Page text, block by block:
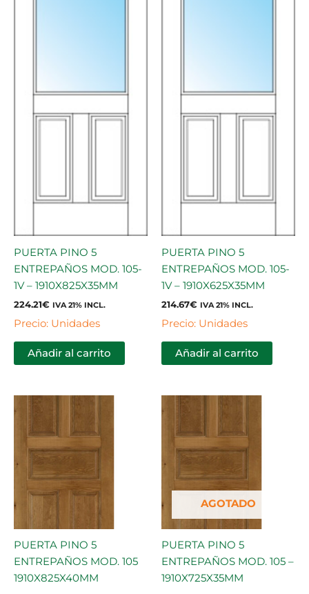
PUERTA PINO 5
ENTREPAÑOS MOD. 105-
1V – 1910X825X35MM
224.21€ IVA 21% INCL.
Precio: Unidades
Añadir al carrito
PUERTA PINO 5
ENTREPAÑOS MOD. 105-
1V – 1910X625X35MM
214.67€ IVA 21% INCL.
Precio: Unidades
Añadir al carrito
PUERTA PINO 5
ENTREPAÑOS MOD. 105
1910X825X40MM
AGOTADO
PUERTA PINO 5
ENTREPAÑOS MOD. 105 –
1910X725X35MM